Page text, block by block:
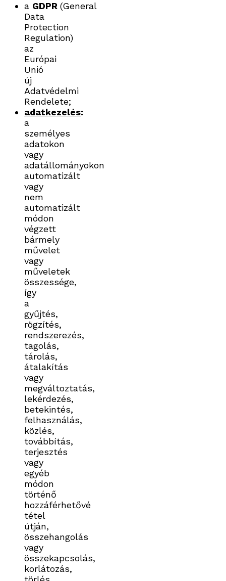
a GDPR (General
Data
Protection
Regulation)
az
Európai
Unió
új
Adatvédelmi
Rendelete;
adatkezelés:
a
személyes
adatokon
vagy
adatállományokon
automatizált
vagy
nem
automatizált
módon
végzett
bármely
művelet
vagy
műveletek
összessége,
így
a
gyűjtés,
rögzítés,
rendszerezés,
tagolás,
tárolás,
átalakítás
vagy
megváltoztatás,
lekérdezés,
betekintés,
felhasználás,
közlés,
továbbítás,
terjesztés
vagy
egyéb
módon
történő
hozzáférhetővé
tétel
útján,
összehangolás
vagy
összekapcsolás,
korlátozás,